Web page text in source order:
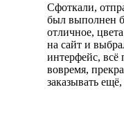
Сфоткали,
был выполнен
отличное,
на сайт и
интерфейс, всё
вовремя,
заказывать